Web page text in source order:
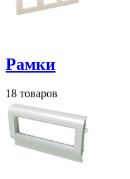
Рамки
18 товаров